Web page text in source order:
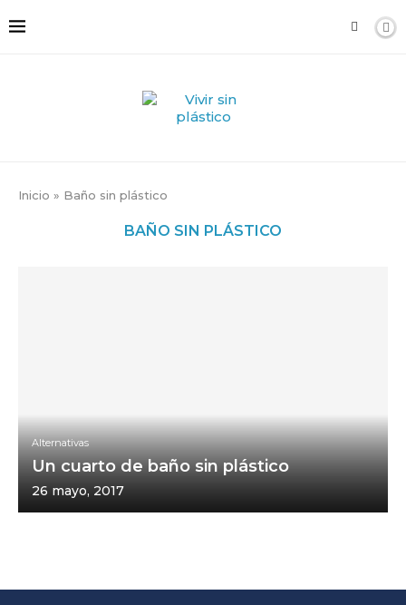
Inicio » Baño sin plástico
BAÑO SIN PLÁSTICO
Alternativas
Un cuarto de baño sin plástico
26 mayo, 2017